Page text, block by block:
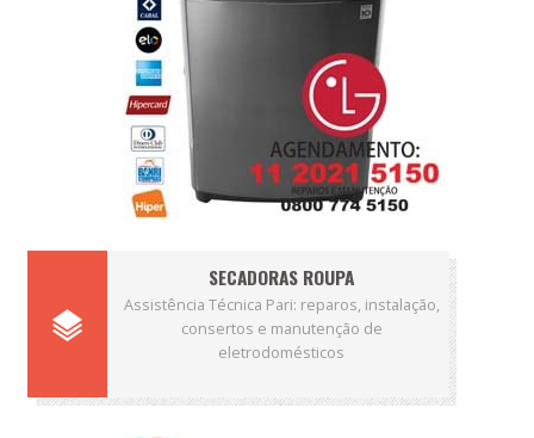
SECADORAS ROUPA
Assistência Técnica Pari: reparos, instalação,
consertos e manutenção de
eletrodomésticos